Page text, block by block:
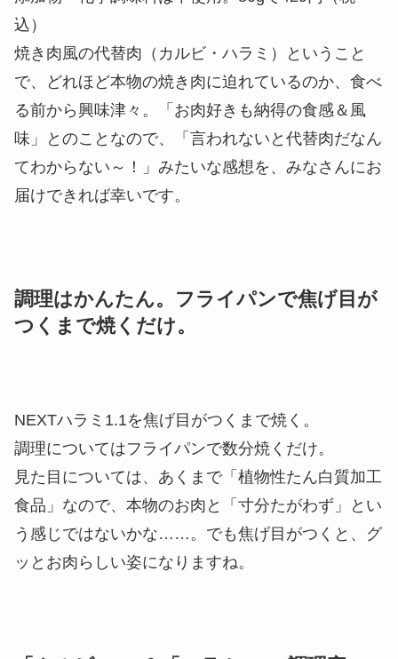
込）
焼き肉風の代替肉（カルビ・ハラミ）ということ
で、どれほど本物の焼き肉に迫れているのか、食べ
る前から興味津々。「お肉好きも納得の食感＆風
味」とのことなので、「言われないと代替肉だなん
てわからない～！」みたいな感想を、みなさんにお
届けできれば幸いです。
調理はかんたん。フライパンで焦げ目が
つくまで焼くだけ。
NEXTハラミ1.1を焦げ目がつくまで焼く。
調理についてはフライパンで数分焼くだけ。
見た目については、あくまで「植物性たん白質加工
食品」なので、本物のお肉と「寸分たがわず」とい
う感じではないかな……。でも焦げ目がつくと、グ
ッとお肉らしい姿になりますね。